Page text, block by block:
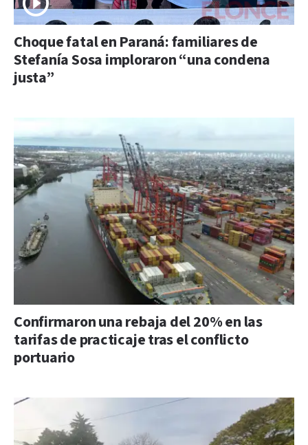
Choque fatal en Paraná: familiares de
Stefanía Sosa imploraron “una condena
justa”
Confirmaron una rebaja del 20% en las
tarifas de practicaje tras el conflicto
portuario